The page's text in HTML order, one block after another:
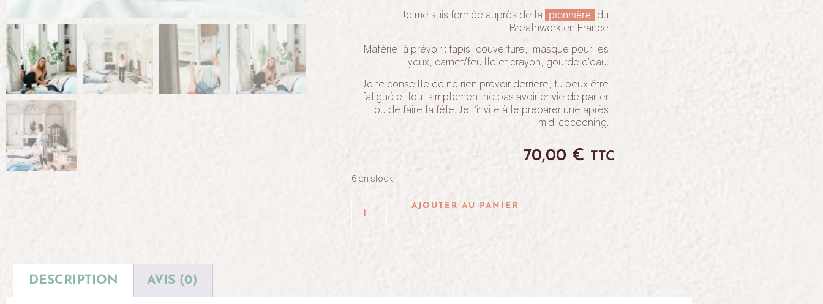
Je me suis formée auprès de la pionnière du
Breathwork en France
Matériel à prévoir : tapis, couverture, masque pour les
yeux, carnet/feuille et crayon, gourde d’eau.
Je te conseille de ne rien prévoir derrière, tu peux être
fatigué et tout simplement ne pas avoir envie de parler
ou de faire la fête. Je t’invite à te préparer une après
midi cocooning.
70,00 € TTC
6 en stock
AJOUTER AU PANIER
DESCRIPTION AVIS (0)